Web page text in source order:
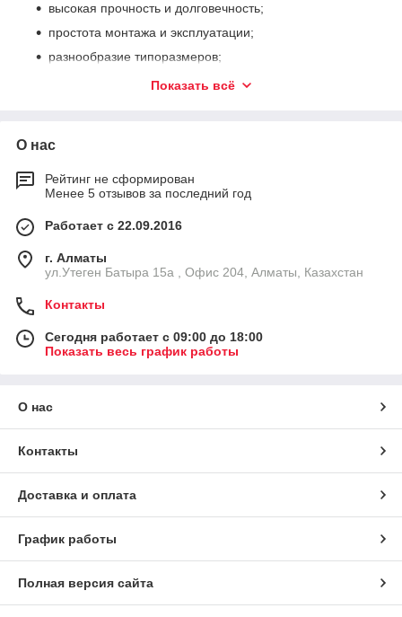
высокая прочность и долговечность;
простота монтажа и эксплуатации;
разнообразие типоразмеров;
эстетичный дизайн.
узлам в жилых, коммерческих и промышленных
Показать всё
О нас
Рейтинг не сформирован
Менее 5 отзывов за последний год
Работает с 22.09.2016
г. Алматы
ул.Утеген Батыра 15а , Офис 204, Алматы, Казахстан
Контакты
Сегодня работает с 09:00 до 18:00
Показать весь график работы
О нас
Контакты
Доставка и оплата
График работы
Полная версия сайта